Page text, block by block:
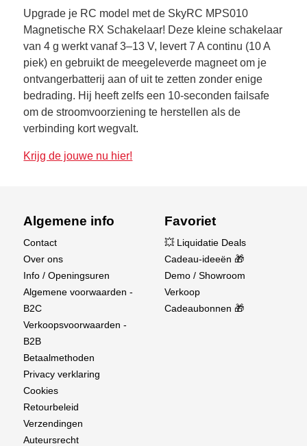
Upgrade je RC model met de SkyRC MPS010
Magnetische RX Schakelaar! Deze kleine schakelaar
van 4 g werkt vanaf 3–13 V, levert 7 A continu (10 A
piek) en gebruikt de meegeleverde magneet om je
ontvangerbatterij aan of uit te zetten zonder enige
bedrading. Hij heeft zelfs een 10-seconden failsafe
om de stroomvoorziening te herstellen als de
verbinding kort wegvalt.
Krijg de jouwe nu hier!
Algemene info
Contact
Over ons
Info / Openingsuren
Algemene voorwaarden -
B2C
Verkoopsvoorwaarden -
B2B
Betaalmethoden
Privacy verklaring
Cookies
Retourbeleid
Verzendingen
Auteursrecht
Favoriet
💥 Liquidatie Deals
Cadeau-ideeën 🎁
Demo / Showroom
Verkoop
Cadeaubonnen 🎁